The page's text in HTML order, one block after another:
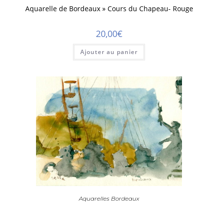
Aquarelle de Bordeaux » Cours du Chapeau- Rouge
20,00€
Ajouter au panier
Aquarelles Bordeaux